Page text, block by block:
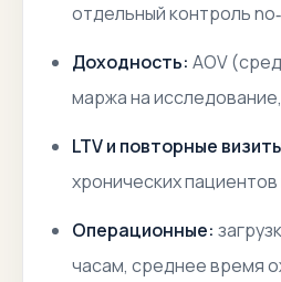
отдельный контроль
Доходность: AOV
маржа на
LTV и повторные
хронических
Операционные:
часам, среднее время